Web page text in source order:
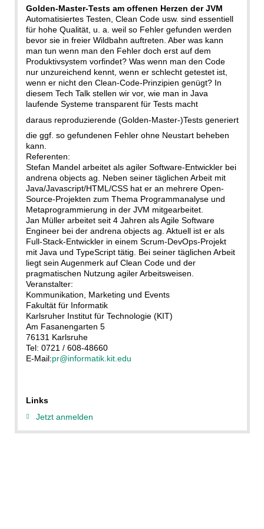
Golden-Master-Tests am offenen Herzen der JVM
Automatisiertes Testen, Clean Code usw. sind essentiell
für hohe Qualität, u. a. weil so Fehler gefunden werden
bevor sie in freier Wildbahn auftreten. Aber was kann
man tun wenn man den Fehler doch erst auf dem
Produktivsystem vorfindet? Was wenn man den Code
nur unzureichend kennt, wenn er schlecht getestet ist,
wenn er nicht den Clean-Code-Prinzipien genügt? In
diesem Tech Talk stellen wir vor, wie man in Java
laufende Systeme transparent für Tests macht
daraus reproduzierende (Golden-Master-)Tests generiert
die ggf. so gefundenen Fehler ohne Neustart beheben
kann.
Referenten:
Stefan Mandel arbeitet als agiler Software-Entwickler bei
andrena objects ag. Neben seiner täglichen Arbeit mit
Java/Javascript/HTML/CSS hat er an mehrere Open-
Source-Projekten zum Thema Programmanalyse und
Metaprogrammierung in der JVM mitgearbeitet.
Jan Müller arbeitet seit 4 Jahren als Agile Software
Engineer bei der andrena objects ag. Aktuell ist er als
Full-Stack-Entwickler in einem Scrum-DevOps-Projekt
mit Java und TypeScript tätig. Bei seiner täglichen Arbeit
liegt sein Augenmerk auf Clean Code und der
pragmatischen Nutzung agiler Arbeitsweisen.
Veranstalter:
Kommunikation, Marketing und Events
Fakultät für Informatik
Karlsruher Institut für Technologie (KIT)
Am Fasanengarten 5
76131 Karlsruhe
Tel: 0721 / 608-48660
E-Mail:pr@informatik.kit.edu
Links
Jetzt anmelden